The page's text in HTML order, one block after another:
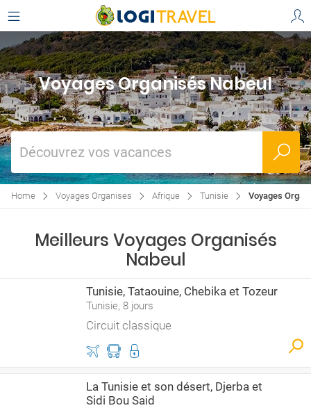
Voyages Organisés Nabeul
Découvrez vos vacances
Home Voyages Organises Afrique Tunisie Voyages
Meilleurs Voyages Organisés
Nabeul
Tunisie, Tataouine, Chebika et Tozeur
Tunisie, 8 jours
Circuit classique
La Tunisie et son désert, Djerba et
Sidi Bou Said